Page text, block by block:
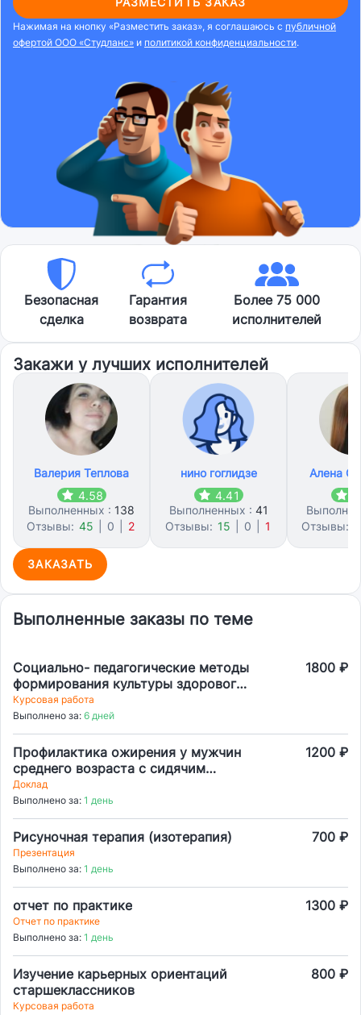
Нажимая на кнопку «Разместить заказ», я соглашаюсь с публичной
офертой ООО «Студланс» и политикой конфиденциальности.
Безопасная
сделка
Гарантия
возврата
Более 75 000
исполнителей
Закажи у лучших исполнителей
Валерия Теплова
4.58
Выполненных : 138
Отзывы: 45 0 2
нино гоглидзе
4.41
Выполненных : 41
Отзывы: 15 0 1
Алена
Отзывы:
ЗАКАЗАТЬ
Выполненные заказы по теме
Социально- педагогические методы
формирования культуры здорового
образа жизни детей младших
школьников в условиях
общеобразовательной организации
1800 ₽
Курсовая работа
Выполнено за: 6 дней
Профилактика ожирения у мужчин
среднего возраста с сидячим
образом жизни посредством
изменения социальной
идентичности через
аудиокоммуникацию в деловой
медиасреде
1200 ₽
Доклад
Выполнено за: 1 день
Рисуночная терапия (изотерапия) 700 ₽
Презентация
Выполнено за: 1 день
отчет по практике 1300 ₽
Отчет по практике
Выполнено за: 1 день
Изучение карьерных ориентаций
старшеклассников
800 ₽
Курсовая работа